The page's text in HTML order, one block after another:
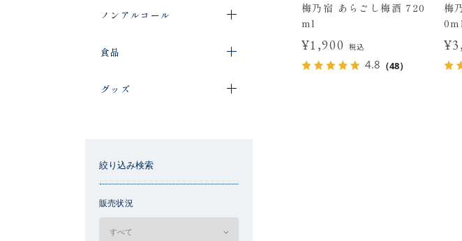
ノンアルコール
食品
グッズ
絞り込み検索
販売状況
梅乃宿 あらごし梅酒 720
ml
¥1,900 税込
4.8 （48）
梅